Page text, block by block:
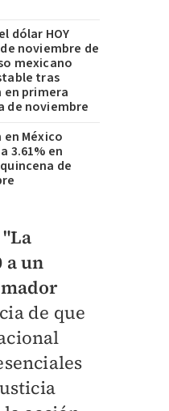
dólar HOY
noviembre de
mexicano
tras
en primera
de noviembre
México
3.61% en
de
"La
a un
de que